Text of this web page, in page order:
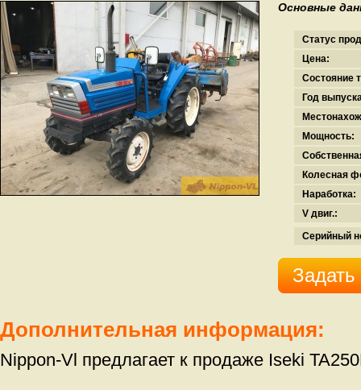
Основные
Статус
Цена:
Состояние
Год
Мощность:
Колесная
Наработка:
V двиг.:
Серийный
Задать
Дополнительная информация:
Nippon-Vl предлагает к продаже Iseki